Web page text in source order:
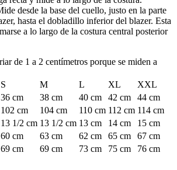
desde la base del cuello, justo en la parte
hasta el dobladillo inferior del blazer. Esta
a lo largo de la costura central posterior
de 1 a 2 centímetros porque se miden a
S M L XL
XXL
36 cm 38 cm 40 cm 42 cm
44 cm
102 cm 104 cm 110 cm 112 cm 114 cm
13 1/2 cm 13 1/2 cm 13 cm 14 cm
15 cm
60 cm 63 cm 62 cm 65 cm
67 cm
69 cm 69 cm 73 cm 75 cm
76 cm